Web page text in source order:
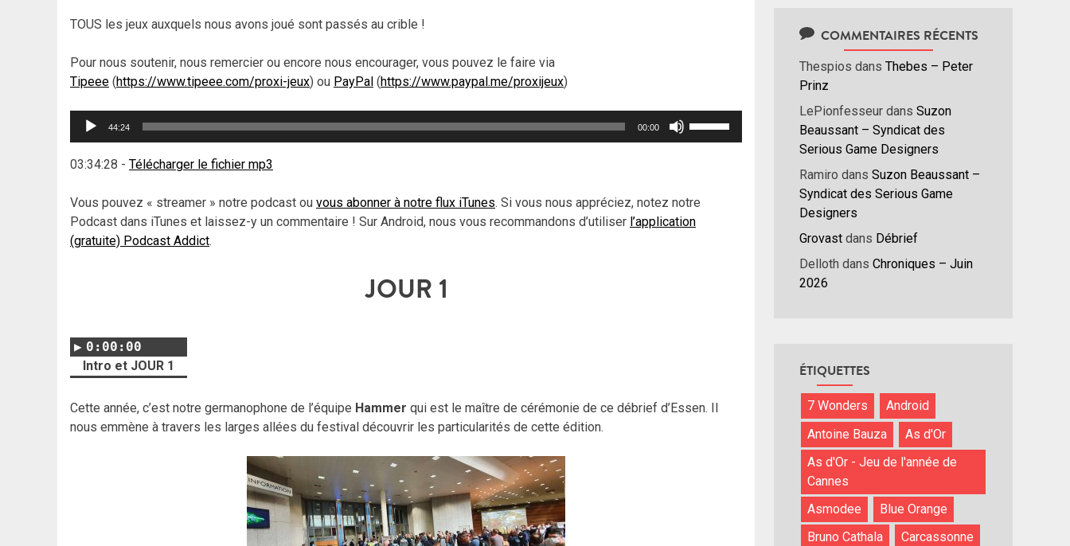
TOUS les jeux auxquels nous avons joué sont passés au crible !
Pour nous soutenir, nous remercier ou encore nous encourager, vous pouvez le faire via
Tipeee (https://www.tipeee.com/proxi-jeux) ou PayPal (https://www.paypal.me/proxijeux)
Lecteur
44:24 00:00
03:34:28 - Télécharger le fichier mp3
Vous pouvez « streamer » notre podcast ou vous abonner à notre flux iTunes. Si vous nous appréciez, notez notre
Podcast dans iTunes et laissez-y un commentaire ! Sur Android, nous vous recommandons d’utiliser l’application
(gratuite) Podcast Addict.
JOUR 1
0:00:00
Intro et JOUR 1
Cette année, c’est notre germanophone de l’équipe Hammer qui est le maître de cérémonie de ce débrief d’Essen. Il
nous emmène à travers les larges allées du festival découvrir les particularités de cette édition.
COMMENTAIRES RÉCENTS
Thespios dans Thebes – Peter
Prinz
LePionfesseur dans Suzon
Beaussant – Syndicat des
Serious Game Designers
Ramiro dans Suzon Beaussant –
Syndicat des Serious Game
Designers
Grovast dans Débrief
Delloth dans Chroniques – Juin
2026
ÉTIQUETTES
7 Wonders
Android
Antoine Bauza
As d'Or
As d'Or - Jeu de l'année de
Cannes
Asmodee
Blue Orange
Bruno Cathala
Carcassonne